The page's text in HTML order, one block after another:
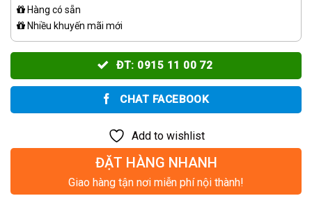
Hàng có sẵn
Nhiều khuyến mãi mới
ĐT: 0915 11 00 72
CHAT FACEBOOK
Add to wishlist
ĐẶT HÀNG NHANH
Giao hàng tận nơi miễn phí nội thành!